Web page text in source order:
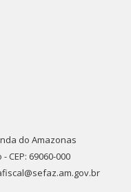
do Amazonas
CEP: 69060-000